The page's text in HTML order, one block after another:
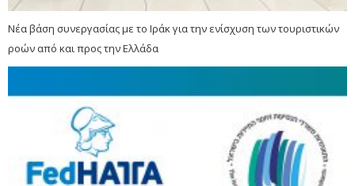
Νέα βάση συνεργασίας με το Ιράκ για την ενίσχυση των τουριστικών
ροών από και προς την Ελλάδα